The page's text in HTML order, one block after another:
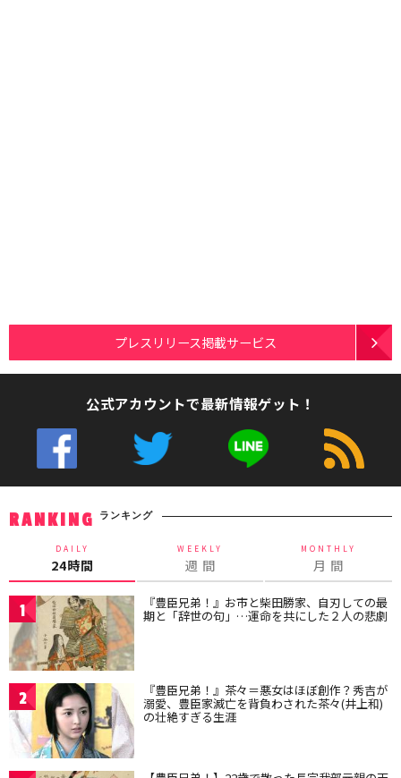
プレスリリース掲載サービス
公式アカウントで最新情報ゲット！
RANKING ランキング
DAILY
24時間
WEEKLY
週 間
MONTHLY
月 間
1 『豊臣兄弟！』お市と柴田勝家、自刃しての最
期と「辞世の句」…運命を共にした２人の悲劇
2 『豊臣兄弟！』茶々＝悪女はほぼ創作？秀吉が
溺愛、豊臣家滅亡を背負わされた茶々(井上和)
の壮絶すぎる生涯